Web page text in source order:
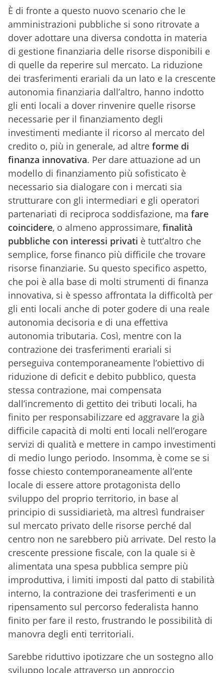
È di fronte a questo nuovo scenario che le
amministrazioni pubbliche si sono ritrovate a
dover adottare una diversa condotta in materia
di gestione finanziaria delle risorse disponibili e
di quelle da reperire sul mercato. La riduzione
dei trasferimenti erariali da un lato e la crescente
autonomia finanziaria dall’altro, hanno indotto
gli enti locali a dover rinvenire quelle risorse
necessarie per il finanziamento degli
investimenti mediante il ricorso al mercato del
credito o, più in generale, ad altre forme di
finanza innovativa. Per dare attuazione ad un
modello di finanziamento più sofisticato è
necessario sia dialogare con i mercati sia
strutturare con gli intermediari e gli operatori
partenariati di reciproca soddisfazione, ma fare
coincidere, o almeno approssimare, finalità
pubbliche con interessi privati è tutt’altro che
semplice, forse financo più difficile che trovare
risorse finanziarie. Su questo specifico aspetto,
che poi è alla base di molti strumenti di finanza
innovativa, si è spesso affrontata la difficoltà per
gli enti locali anche di poter godere di una reale
autonomia decisoria e di una effettiva
autonomia tributaria. Così, mentre con la
contrazione dei trasferimenti erariali si
perseguiva contemporaneamente l’obiettivo di
riduzione di deficit e debito pubblico, questa
stessa contrazione, mai compensata
dall’incremento di gettito dei tributi locali, ha
finito per responsabilizzare ed aggravare la già
difficile capacità di molti enti locali nell’erogare
servizi di qualità e mettere in campo investimenti
di medio lungo periodo. Insomma, è come se si
fosse chiesto contemporaneamente all’ente
locale di essere attore protagonista dello
sviluppo del proprio territorio, in base al
principio di sussidiarietà, ma altresì fundraiser
sul mercato privato delle risorse perché dal
centro non ne sarebbero più arrivate. Del resto la
crescente pressione fiscale, con la quale si è
alimentata una spesa pubblica sempre più
improduttiva, i limiti imposti dal patto di stabilità
interno, la contrazione dei trasferimenti e un
ripensamento sul percorso federalista hanno
finito per fare il resto, frustrando le possibilità di
manovra degli enti territoriali.
Sarebbe riduttivo ipotizzare che un sostegno allo
sviluppo locale attraverso un approccio